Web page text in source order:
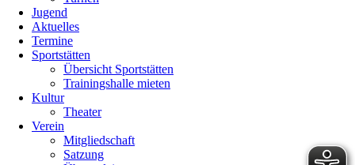
Jugend
Aktuelles
Termine
Sportstätten
Übersicht Sportstätten
Trainingshalle mieten
Kultur
Theater
Verein
Mitgliedschaft
Satzung